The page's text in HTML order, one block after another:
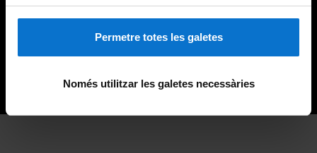
Permetre totes les galetes
Només utilitzar les galetes necessàries